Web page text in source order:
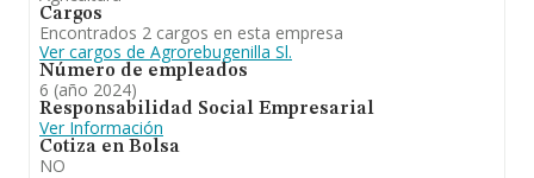
Cargos
Encontrados 2 cargos en esta empresa
Ver cargos de Agrorebugenilla Sl.
Número de empleados
6 (año 2024)
Responsabilidad Social Empresarial
Ver Información
Cotiza en Bolsa
NO